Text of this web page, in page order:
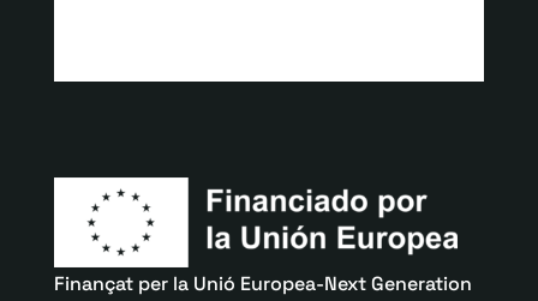
Finançat per la Unió Europea-Next Generation